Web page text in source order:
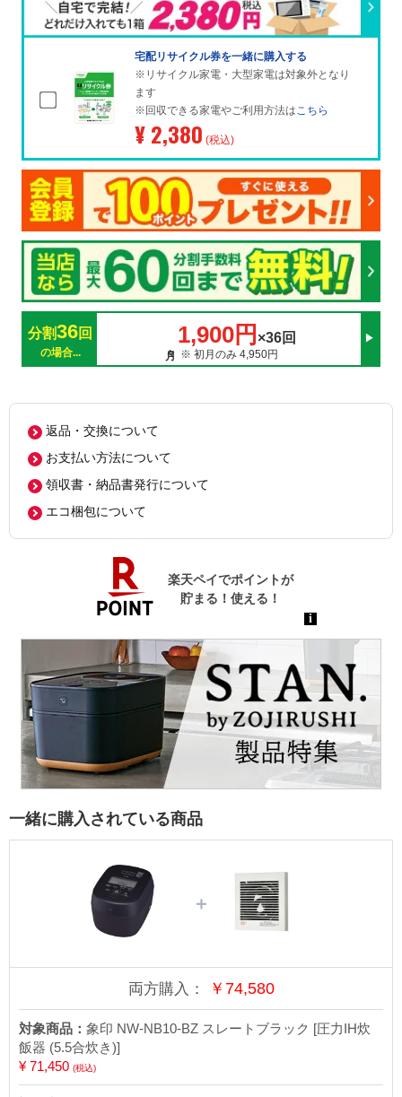
宅配リサイクル券を一緒に購入する
※リサイクル家電・大型家電は対象外となり
ます
※回収できる家電やご利用方法はこちら
¥ 2,380 (税込)
分割36回
の場合...
1,900円 ×36回
※ 初月のみ 4,950円
返品・交換について
お支払い方法について
領収書・納品書発行について
エコ梱包について
一緒に購入されている商品
＋
両方購入： ￥ 74,580
対象商品： 象印 NW-NB10-BZ スレートブラック [圧力IH炊
飯器 (5.5合炊き)]
¥ 71,450 (税込)